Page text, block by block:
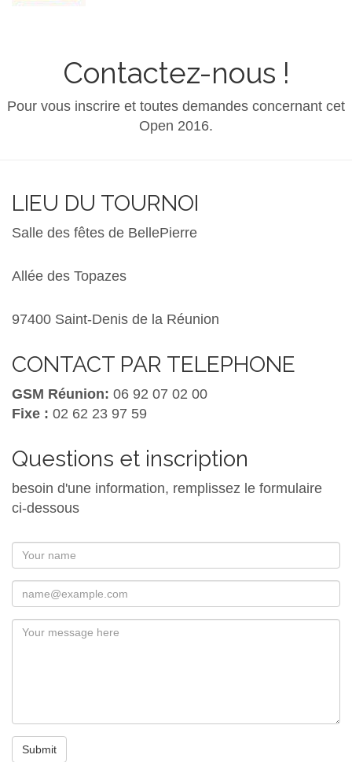
Contactez-nous !
Pour vous inscrire et toutes demandes concernant cet
Open 2016.
LIEU DU TOURNOI
Salle des fêtes de BellePierre
Allée des Topazes
97400 Saint-Denis de la Réunion
CONTACT PAR TELEPHONE
GSM Réunion: 06 92 07 02 00
Fixe : 02 62 23 97 59
Questions et inscription
besoin d'une information, remplissez le formulaire
ci-dessous
Submit